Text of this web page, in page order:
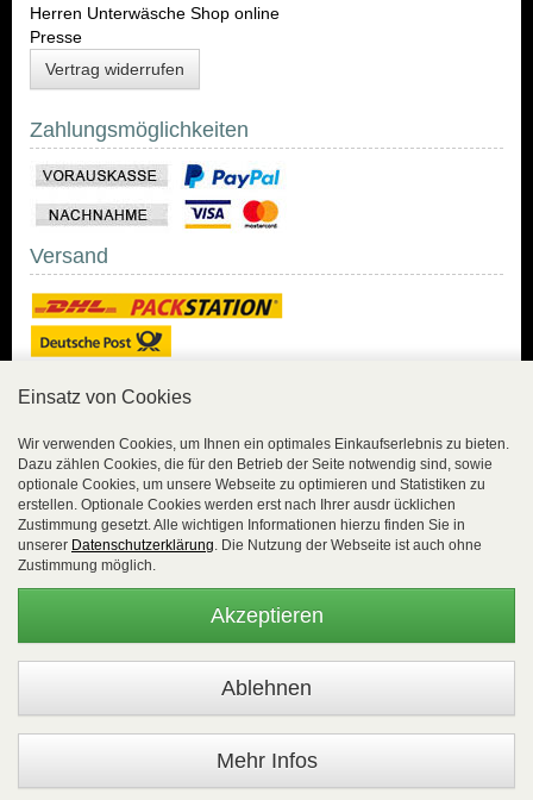
Herren Unterwäsche Shop online
Presse
Vertrag widerrufen
Zahlungsmöglichkeiten
Versand
Sicher Einkaufen mit
Trusted Shops und
Geld-zurück-Garantie.
übertragen.
Die Shop-Server sind PCI-zertifiziert.
+49 (0)2654 8839818 - Fax: 02654 883 9820 -
www.easyfunshop.net - vertrieb(at)easyfunshop.net
Einsatz von Cookies
Wir verwenden Cookies, um Ihnen ein optimales Einkaufserlebnis zu bieten.
Dazu zählen Cookies, die für den Betrieb der Seite notwendig sind, sowie
optionale Cookies, um unsere Webseite zu optimieren und Statistiken zu
erstellen. Optionale Cookies werden erst nach Ihrer ausdr ücklichen
Zustimmung gesetzt. Alle wichtigen Informationen hierzu finden Sie in
unserer Datenschutzerklärung. Die Nutzung der Webseite ist auch ohne
Zustimmung möglich.
Akzeptieren
Mehr Infos